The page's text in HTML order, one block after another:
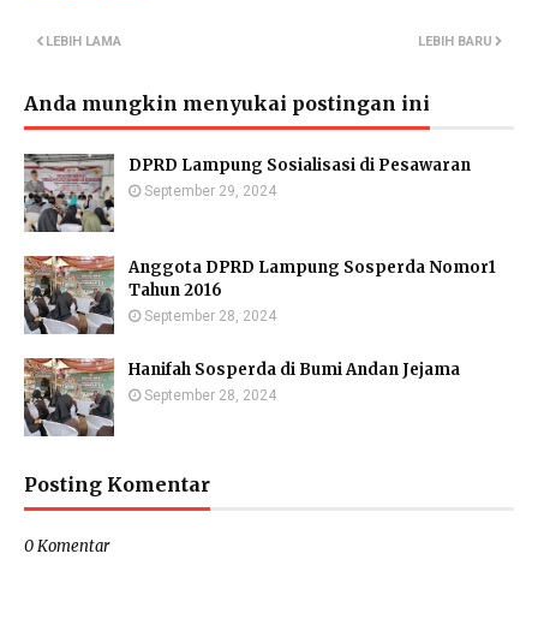
LEBIH BARU
LEBIH LAMA
Anda mungkin menyukai postingan ini
DPRD Lampung Sosialisasi di Pesawaran
September 29, 2024
Anggota DPRD Lampung Sosperda Nomor1
Tahun 2016
September 28, 2024
Hanifah Sosperda di Bumi Andan Jejama
September 28, 2024
Posting Komentar
0 Komentar